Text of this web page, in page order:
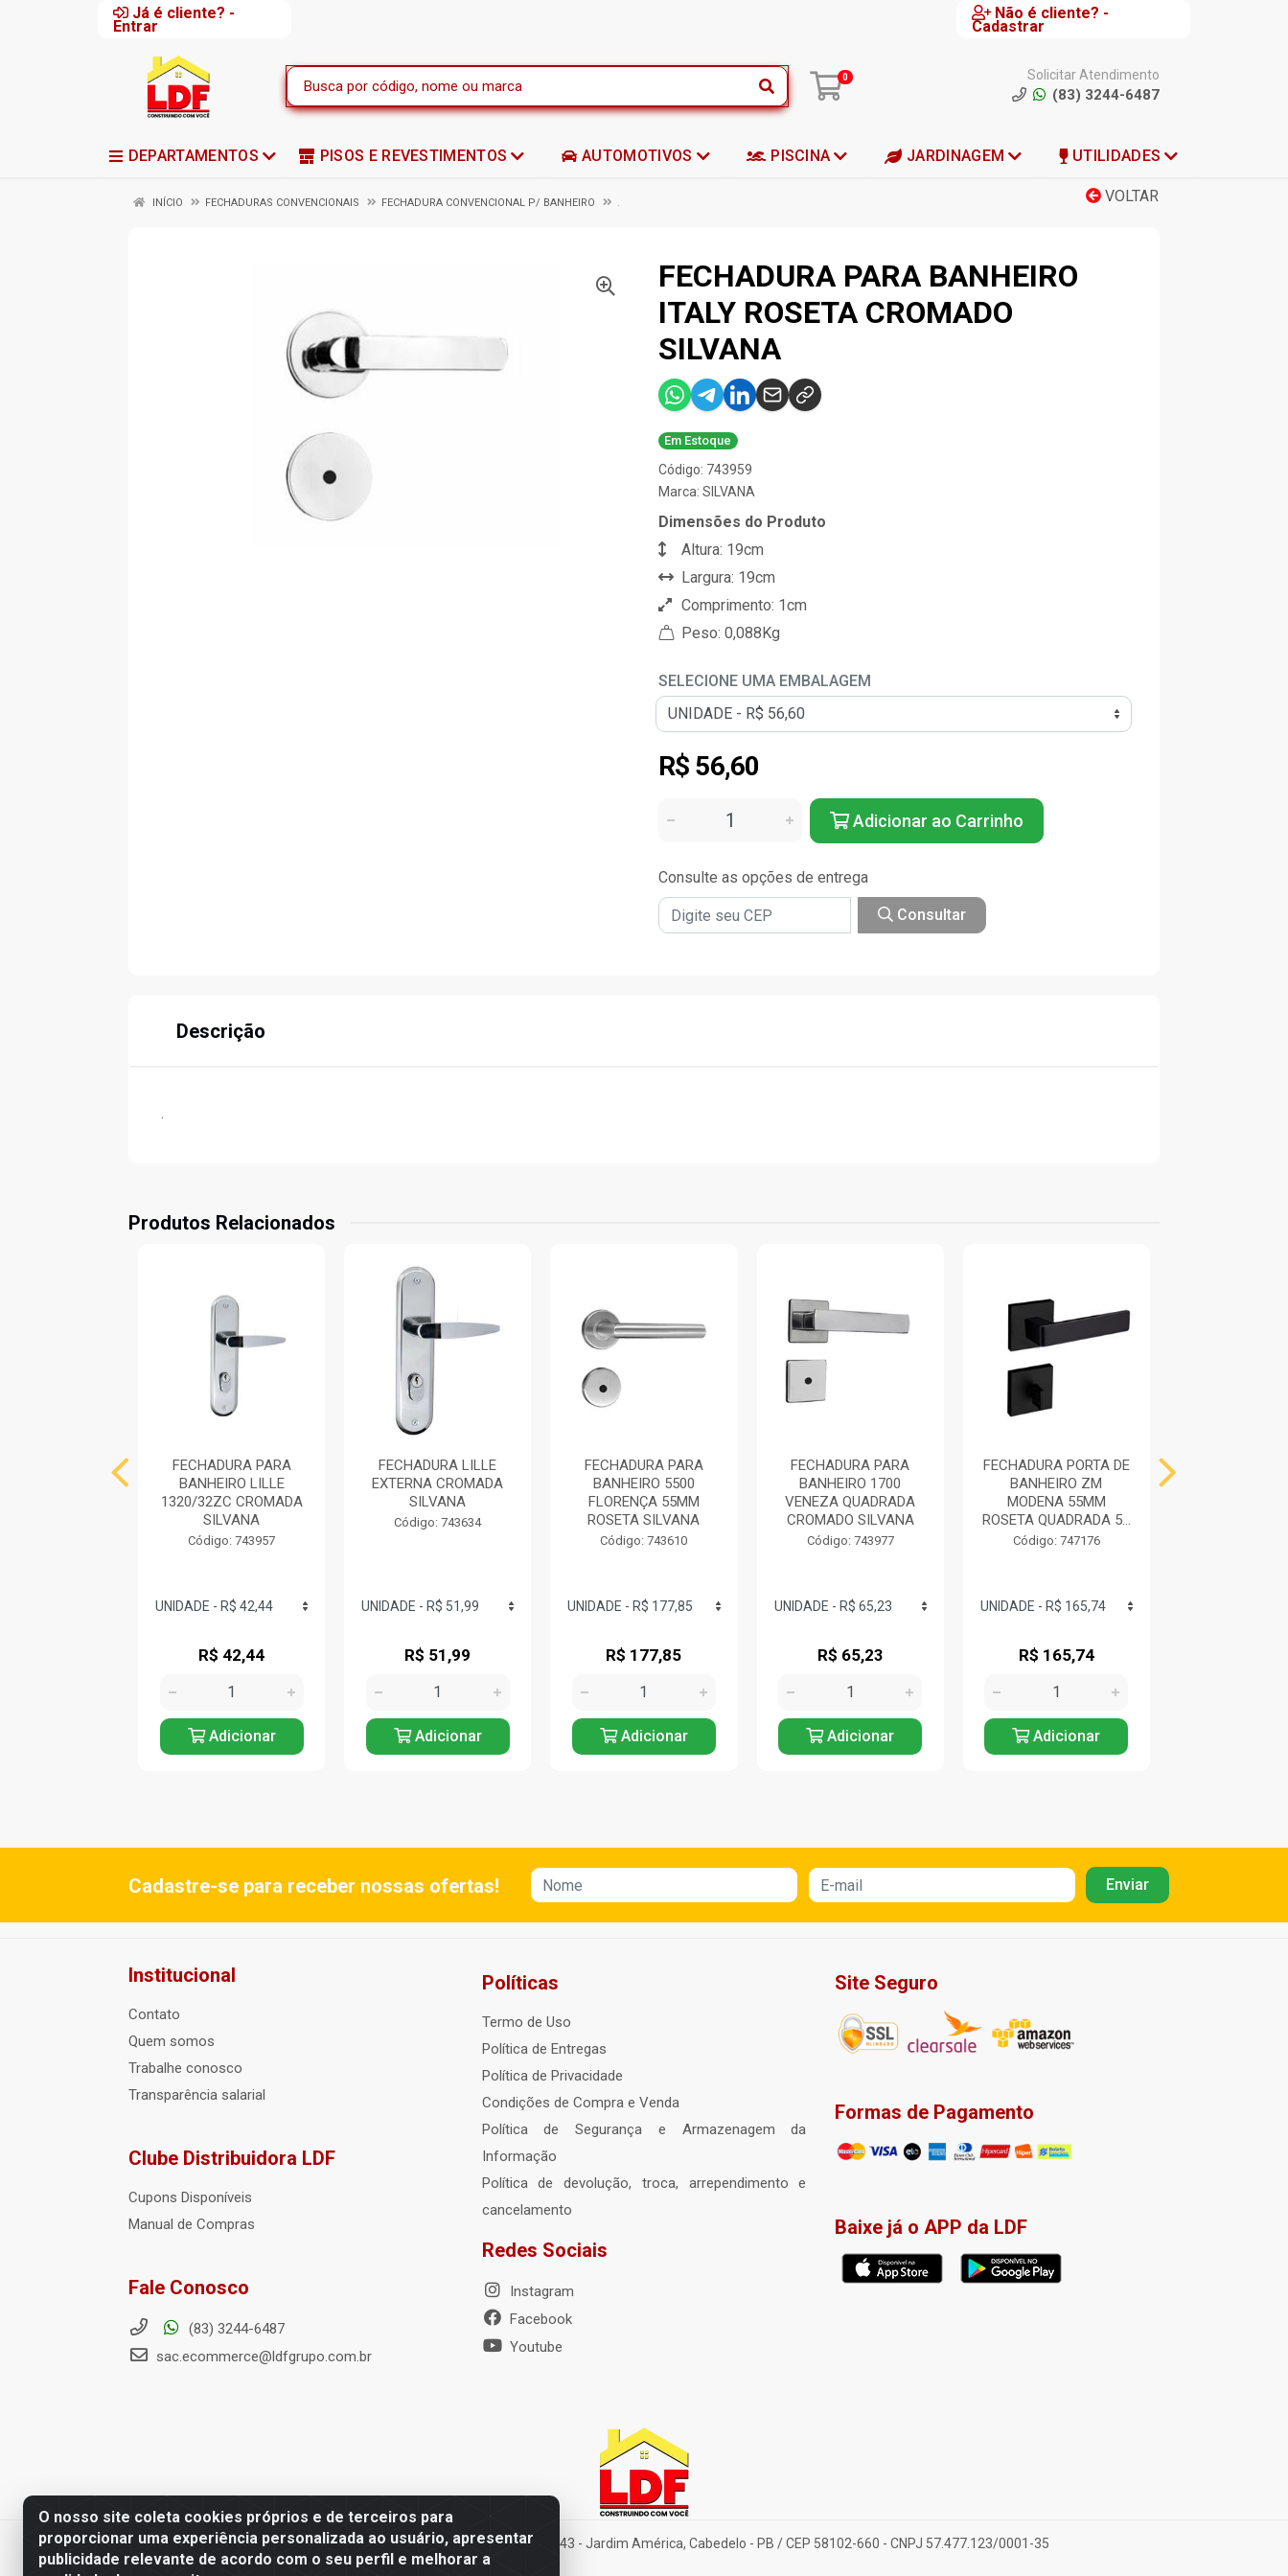
Já é cliente? -
Entrar
Não é cliente? -
Cadastrar
0 Solicitar Atendimento
(83) 3244-6487
DEPARTAMENTOS PISOS E REVESTIMENTOS AUTOMOTIVOS PISCINA JARDINAGEM UTILIDADES
VOLTAR
INÍCIO FECHADURAS CONVENCIONAIS FECHADURA CONVENCIONAL P/ BANHEIRO .
FECHADURA PARA BANHEIRO
ITALY ROSETA CROMADO
SILVANA
Em Estoque
Código: 743959
Marca: SILVANA
Dimensões do Produto
Altura: 19cm
Largura: 19cm
Comprimento: 1cm
Peso: 0,088Kg
SELECIONE UMA EMBALAGEM
R$ 56,60
Adicionar ao Carrinho
Consulte as opções de entrega
Consultar
Descrição
.
Produtos Relacionados
FECHADURA PARA
BANHEIRO LILLE
1320/32ZC CROMADA
SILVANA
Código: 743957
R$ 42,44
Adicionar
FECHADURA LILLE
EXTERNA CROMADA
SILVANA
Código: 743634
R$ 51,99
Adicionar
FECHADURA PARA
BANHEIRO 5500
FLORENÇA 55MM
ROSETA SILVANA
Código: 743610
R$ 177,85
Adicionar
FECHADURA PARA
BANHEIRO 1700
VENEZA QUADRADA
CROMADO SILVANA
Código: 743977
R$ 65,23
Adicionar
FECHADURA PORTA DE
BANHEIRO ZM
MODENA 55MM
ROSETA QUADRADA 5...
Código: 747176
R$ 165,74
Adicionar
O nosso site coleta cookies próprios e de terceiros para
proporcionar uma experiência personalizada ao usuário, apresentar
publicidade relevante de acordo com o seu perfil e melhorar a
Cadastre-se para receber nossas ofertas!
Institucional
Contato
Quem somos
Trabalhe conosco
Transparência salarial
Clube Distribuidora LDF
Cupons Disponíveis
Manual de Compras
Fale Conosco
(83) 3244-6487
sac.ecommerce@ldfgrupo.com.br
Políticas
Termo de Uso
Política de Entregas
Política de Privacidade
Condições de Compra e Venda
Política de Segurança e Armazenagem da
Informação
Política de devolução, troca, arrependimento e
cancelamento
Redes Sociais
Instagram
Facebook
Youtube
Site Seguro
Formas de Pagamento
Baixe já o APP da LDF
LDF Home Center - R. Hortência Helena Amorim Brito, 1343 - Jardim América, Cabedelo - PB / CEP 58102-660 - CNPJ 57.477.123/0001-35